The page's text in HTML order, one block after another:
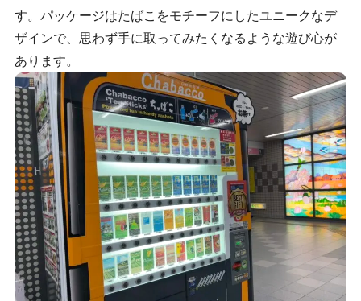
す。パッケージはたばこをモチーフにしたユニークなデ
ザインで、思わず手に取ってみたくなるような遊び心が
あります。